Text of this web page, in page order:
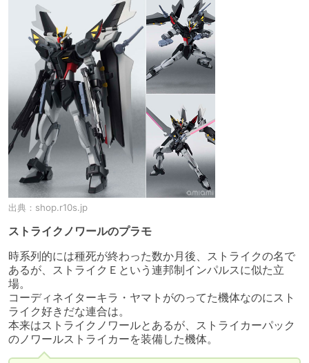
出典： shop.r10s.jp
ストライクノワールのプラモ
時系列的には種死が終わった数か月後、ストライクの名で
あるが、ストライクＥという連邦制インパルスに似た立
場。
コーディネイターキラ・ヤマトがのってた機体なのにスト
ライク好きだな連合は。
本来はストライクノワールとあるが、ストライカーパック
のノワールストライカーを装備した機体。